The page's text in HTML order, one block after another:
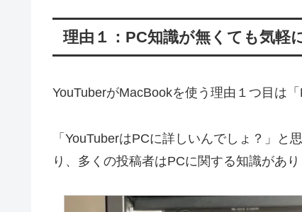
理由１：PC知識が無くても気軽
YouTuberがMacBookを使う理由１つ目は
「YouTuberはPCに詳しいんでしょ？」
り、多くの投稿者はPCに関する知識があり